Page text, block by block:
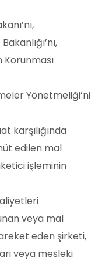
Korunması
Yönetmeliği’ni
karşılığında
edilen mal
işleminin
veya mal
eden şirketi,
veya mesleki